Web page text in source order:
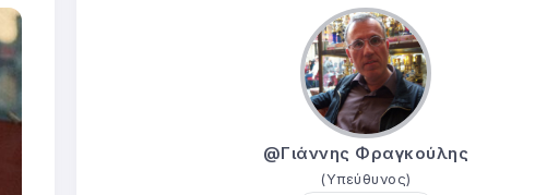
@Γιάννης Φραγκούλης
(Υπεύθυνος)